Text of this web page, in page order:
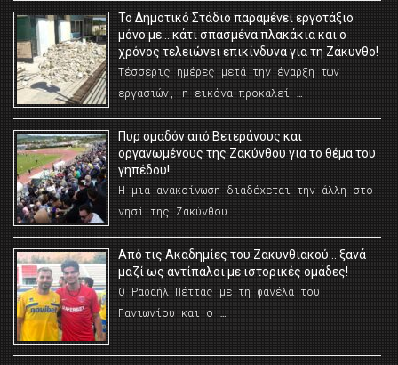
Το Δημοτικό Στάδιο παραμένει εργοτάξιο
μόνο με… κάτι σπασμένα πλακάκια και ο
χρόνος τελειώνει επικίνδυνα για τη Ζάκυνθο!
Τέσσερις ημέρες μετά την έναρξη των
εργασιών, η εικόνα προκαλεί …
Πυρ ομαδόν από Βετεράνους και
οργανωμένους της Ζακύνθου για το θέμα του
γηπέδου!
Η μια ανακοίνωση διαδέχεται την άλλη στο
νησί της Ζακύνθου …
Από τις Ακαδημίες του Ζακυνθιακού… ξανά
μαζί ως αντίπαλοι με ιστορικές ομάδες!
Ο Ραφαήλ Πέττας με τη φανέλα του
Πανιωνίου και ο …